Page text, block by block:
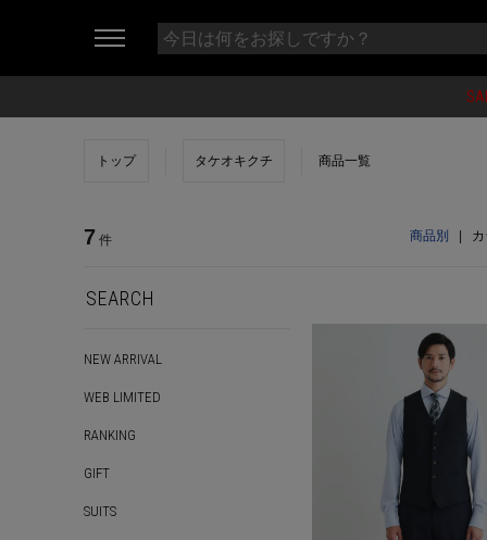
トップ タケオキクチ 商品一覧
7 件 商品別
SEARCH
NEW ARRIVAL
WEB LIMITED
RANKING
GIFT
SUITS